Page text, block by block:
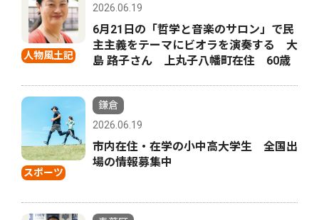
人物風土記
2026.06.19
6月21日の「哲学と音楽のサロン」で民
主主義をテーマにビオラを演奏する 大
島 路子さん 上丸子八幡町在住 60歳
スポーツ
鎌倉
2026.06.19
市内在住・在学の小中高大学生 全国出
場の情報募集中